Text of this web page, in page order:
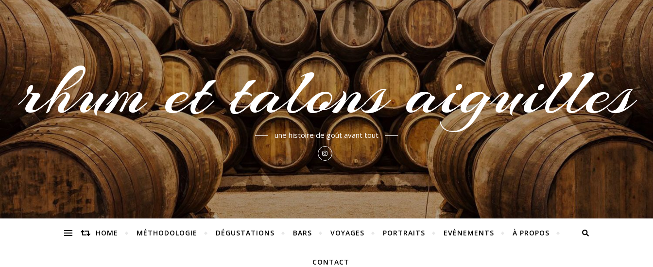
rhum et talons aiguilles
une histoire de goût avant tout
HOME MÉTHODOLOGIE DÉGUSTATIONS BARS VOYAGES PORTRAITS EVÈNEMENTS À PROPOS
CONTACT